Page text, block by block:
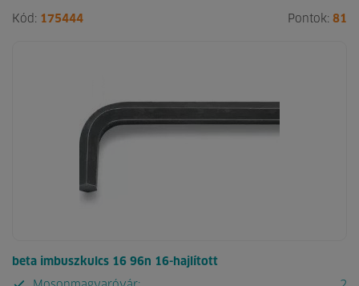
Kód: 175444 Pontok: 81
beta imbuszkulcs 16 96n 16-hajlított